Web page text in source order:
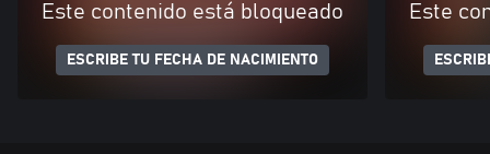
Este contenido está bloqueado
ESCRIBE TU FECHA DE NACIMIENTO
Este